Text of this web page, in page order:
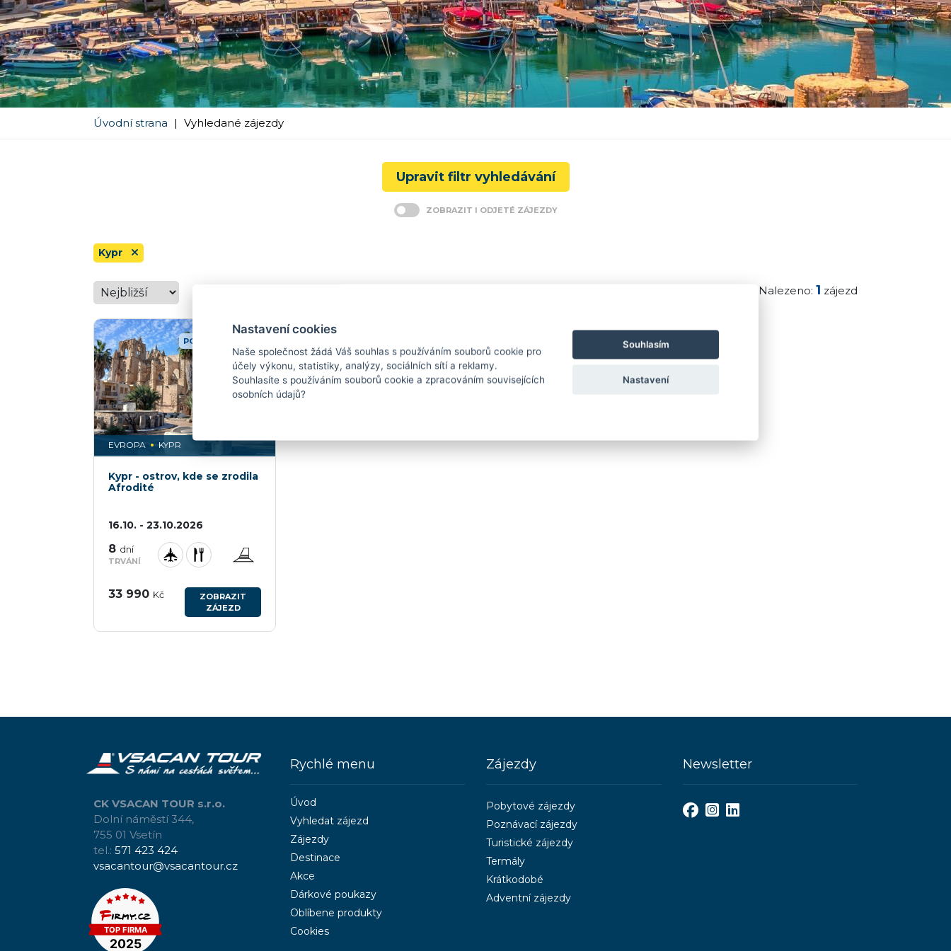
Úvodní strana | Vyhledané zájezdy
Upravit filtr vyhledávání
ZOBRAZIT I ODJETÉ ZÁJEZDY
Kypr
Nalezeno: 1 zájezd
POZNÁVACÍ ZÁJEZD
EVROPA KYPR
Kypr - ostrov, kde se zrodila
Afrodité
16.10. - 23.10.2026
8 dní
TRVÁNÍ
33 990 Kč
ZOBRAZIT
ZÁJEZD
CK VSACAN TOUR s.r.o.
Dolní náměstí 344,
755 01 Vsetín
tel.: 571 423 424
vsacantour@vsacantour.cz
Rychlé menu
Úvod
Vyhledat zájezd
Zájezdy
Destinace
Akce
Dárkové poukazy
Oblíbene produkty
Cookies
Zájezdy
Pobytové zájezdy
Poznávací zájezdy
Turistické zájezdy
Termály
Krátkodobé
Adventní zájezdy
Newsletter
Nastavení cookies
Naše společnost žádá Váš souhlas s používáním souborů cookie pro
účely výkonu, statistiky, analýzy, sociálních sítí a reklamy.
Souhlasíte s používáním souborů cookie a zpracováním souvisejících
osobních údajů?
Souhlasím
Nastavení